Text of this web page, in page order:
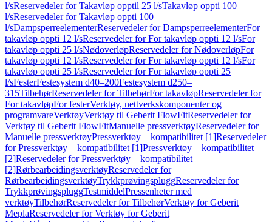
l/sReservedeler for Takavløp opptil 25 l/sTakavløp oppti 100
l/sReservedeler for Takavløp oppti 100
l/sDampsperreelementerReservedeler for DampsperreelementerFor
takavløp oppti 12 l/sReservedeler for For takavløp oppti 12 l/sFor
takavløp oppti 25 l/sNødoverløpReservedeler for NødoverløpFor
takavløp oppti 12 l/sReservedeler for For takavløp oppti 12 l/sFor
takavløp oppti 25 l/sReservedeler for For takavløp oppti 25
l/sFesterFestesystem d40–200Festesystem d250–
315TilbehørReservedeler for TilbehørFor takavløpReservedeler for
For takavløpFor festerVerktøy, nettverkskomponenter og
programvareVerktøyVerktøy til Geberit FlowFitReservedeler for
Verktøy til Geberit FlowFitManuelle pressverktøyReservedeler for
Manuelle pressverktøyPressverktøy – kompatibilitet [1]Reservedeler
for Pressverktøy – kompatibilitet [1]Pressverktøy – kompatibilitet
[2]Reservedeler for Pressverktøy – kompatibilitet
[2]RørbearbeidingsverktøyReservedeler for
RørbearbeidingsverktøyTrykkprøvingspluggReservedeler for
TrykkprøvingspluggTestmiddelPressenheter med
verktøyTilbehørReservedeler for TilbehørVerktøy for Geberit
MeplaReservedeler for Verktøy for Geberit